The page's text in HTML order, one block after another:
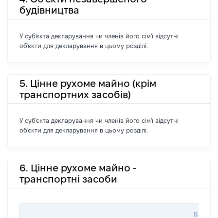
будівництва
У суб'єкта декларування чи членів його сім'ї відсутні
об'єкти для декларування в цьому розділі.
5. Цінне рухоме майно (крім
транспортних засобів)
У суб'єкта декларування чи членів його сім'ї відсутні
об'єкти для декларування в цьому розділі.
6. Цінне рухоме майно -
транспортні засоби